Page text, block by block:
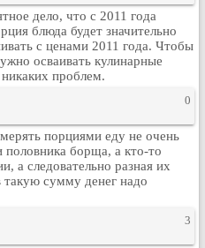
дело, что с 2011 года
блюда будет значительно
с ценами 2011 года. Чтобы
осваивать кулинарные
проблем.
0
порциями еду не очень
борща, а кто-то
а следовательно разная их
сумму денег надо
3